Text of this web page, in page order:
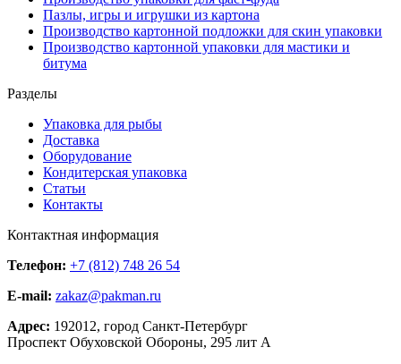
Пазлы, игры и игрушки из картона
Производство картонной подложки для скин упаковки
Производство картонной упаковки для мастики и
битума
Разделы
Упаковка для рыбы
Доставка
Оборудование
Кондитерская упаковка
Статьи
Контакты
Контактная информация
Телефон: +7 (812) 748 26 54
E-mail: zakaz@pakman.ru
Адрес: 192012, город Санкт-Петербург
Проспект Обуховской Обороны, 295 лит А